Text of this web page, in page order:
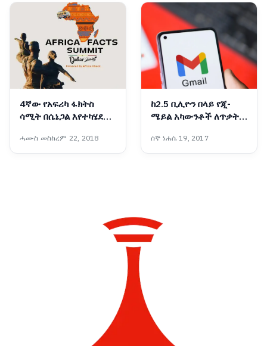
4ኛው የአፍሪካ ፋክትስ
ሳሚት በሴኔጋል እየተካሄደ
ሓሙስ መስከረም 22, 2018
ከ2.5 ቢሊዮን በላይ የጂ-
ሜይል አካውንቶች ለጥቃት
ኩባንያ ይፋ አደረገ
ሰኞ ነሐሴ 19, 2017